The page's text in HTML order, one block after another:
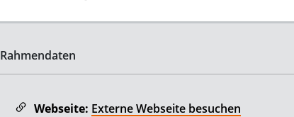
Rahmendaten
Webseite: Externe Webseite besuchen